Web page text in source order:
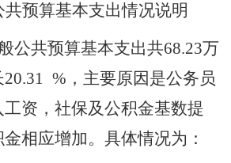
共预算基本支出情况说明
公共预算基本支出共68.23万
20.31 %，主要原因是公务员
资，社保及公积金基数提
相应增加。具体情况为：